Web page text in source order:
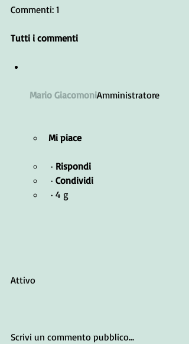
Commenti: 1
Tutti i commenti﻿
Mario GiacomoniAmministratore
Mi piace
· Rispondi
· Condividi
· 4 g
Attivo
Scrivi un commento pubblico...